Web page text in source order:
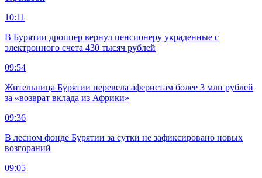
10:11
В Бурятии дроппер вернул пенсионеру украденные с
электронного счета 430 тысяч рублей
09:54
Жительница Бурятии перевела аферистам более 3 млн рублей
за «возврат вклада из Африки»
09:36
В лесном фонде Бурятии за сутки не зафиксировано новых
возгораний
09:05